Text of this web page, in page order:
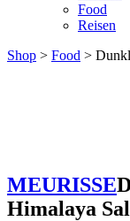
Food
Reisen
Shop > Food >
MEURISSE
Himalaya